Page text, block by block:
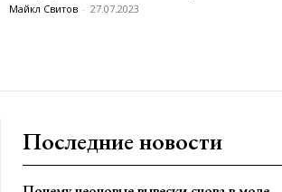
Майкл Свитов - 27.07.2023
Последние новости